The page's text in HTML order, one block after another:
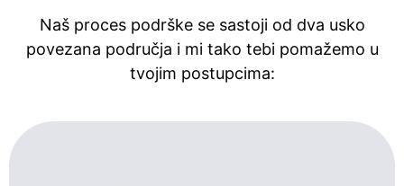
Naš proces podrške se sastoji od dva usko
povezana područja i mi tako tebi pomažemo u
tvojim postupcima: